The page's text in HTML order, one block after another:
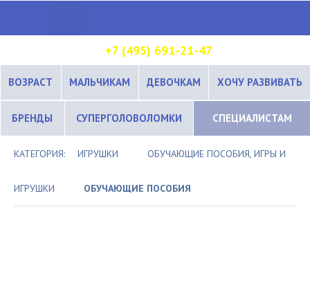
+7 (495) 691-21-47
ВОЗРАСТ МАЛЬЧИКАМ ДЕВОЧКАМ ХОЧУ РАЗВИВАТЬ
БРЕНДЫ СУПЕРГОЛОВОЛОМКИ СПЕЦИАЛИСТАМ
КАТЕГОРИЯ: ИГРУШКИ ОБУЧАЮЩИЕ ПОСОБИЯ, ИГРЫ И
ИГРУШКИ ОБУЧАЮЩИЕ ПОСОБИЯ